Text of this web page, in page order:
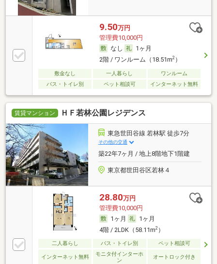
9.50万円
管理費10,000円
なし
1ヶ月
2階 / ワンルーム（18.51m2）
敷金なし 一人暮らし
ワンルーム
バス・トイレ別
ペット相談可 インターネット無料
賃貸マンション ＨＦ若林公園レジデンス
東急世田谷線 若林駅 徒歩7分
その他の交通
築22年7ヶ月 / 地上8階地下1階建
東京都世田谷区若林４
28.80万円
管理費10,000円
1ヶ月
1ヶ月
4階 / 2LDK（58.11m2）
二人暮らし バス・トイレ別 ペット相談可
インターネット無料
モニタ付インターホ
ン
オートロック付き